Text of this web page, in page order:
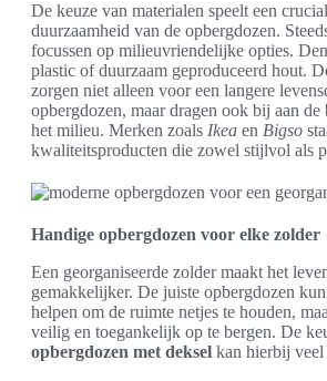
De keuze van materialen speelt een
duurzaamheid van de opbergdozen.
focussen op milieuvriendelijke opties.
plastic of duurzaam geproduceerd hout.
zorgen niet alleen voor een langere
opbergdozen, maar dragen ook bij aan de
het milieu. Merken zoals Ikea en Bigso
kwaliteitsproducten die zowel stijlvol als
Handige opbergdozen voor elke zolder
Een georganiseerde zolder maakt het
gemakkelijker. De juiste opbergdozen
helpen om de ruimte netjes te houden,
veilig en toegankelijk op te bergen. De
opbergdozen met deksel kan hierbij